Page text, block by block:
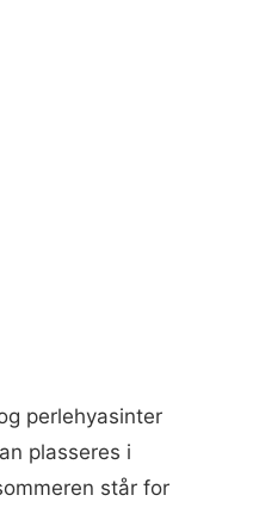
perlehyasinter
plasseres i
står for